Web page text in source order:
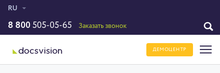
RU
8 800 505-05-65 Заказать звонок
ДЕМОЦЕНТР